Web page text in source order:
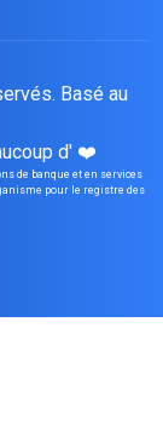
Basé au
d' ❤️
de banque et en services
pour le registre des